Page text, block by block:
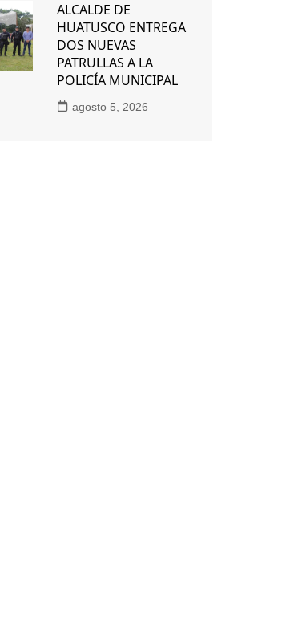
ALCALDE DE
HUATUSCO ENTREGA
DOS NUEVAS
PATRULLAS A LA
POLICÍA MUNICIPAL
agosto 5, 2026